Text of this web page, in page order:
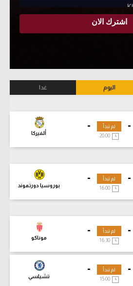
اليوم غدا
-
-
ألفيركا
لم تبدأ
-
-
بوروسيا دورتموند
لم تبدأ
-
-
موناكو
لم تبدأ
-
-
تشيلسي
لم تبدأ
15:00